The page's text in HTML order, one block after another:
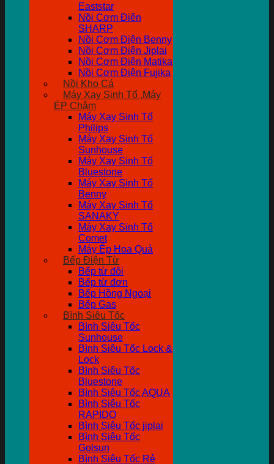
Eaststar
Nồi Cơm Điên
SHARP
Nồi Cơm Điện Benny
Nồi Cơm Điện Jiplai
Nồi Cơm Điện Matika
Nồi Cơm Điện Fujika
Nồi Kho Cá
Máy Xay Sinh Tố ,Máy
ÉP Chậm
Máy Xay Sinh Tố
Philips
Máy Xay Sinh Tố
Sunhouse
Máy Xay Sinh Tố
Bluestone
Máy Xay Sinh Tố
Benny
Máy Xay Sinh Tố
SANAKY
Máy Xay Sinh Tố
Comet
Máy Ép Hoa Quả
Bếp Điện Từ
Bếp từ đôi
Bếp từ đơn
Bếp Hồng Ngoại
Bếp Gas
Bình Siêu Tốc
Bình Siêu Tốc
Sunhouse
Bình Siêu Tốc Lock &
Lock
Bình Siêu Tốc
Bluestone
Bình Siêu Tốc AQUA
Bình Siêu Tốc
RAPIDO
Bình Siêu Tốc jiplai
Bình Siêu Tốc
Golsun
Bình Siêu Tốc Rẻ